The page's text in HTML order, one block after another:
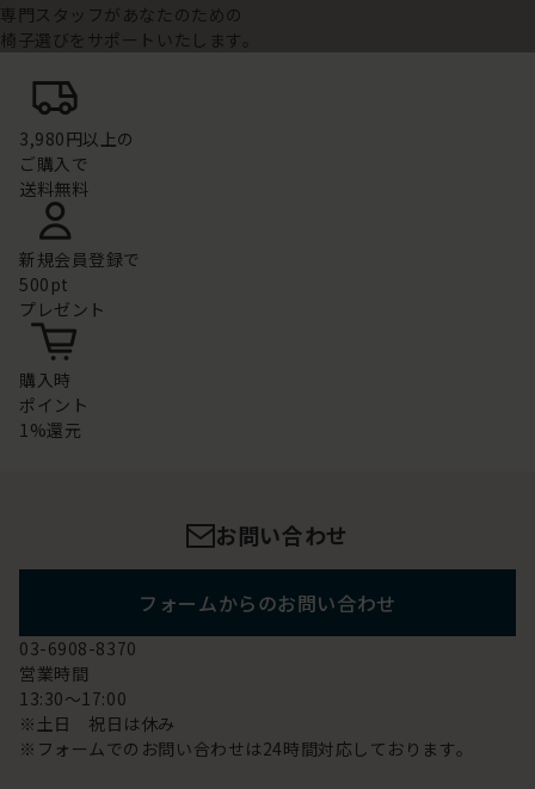
専門スタッフがあなたのための
椅子選びをサポートいたします。
3,980円以上の
ご購入で
送料無料
新規会員登録で
500pt
プレゼント
購入時
ポイント
1%還元
お問い合わせ
フォームからのお問い合わせ
03-6908-8370
営業時間
13:30～17:00
※土日 祝日は休み
※フォームでのお問い合わせは24時間対応しております。